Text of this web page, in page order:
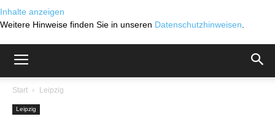
Inhalte anzeigen
Weitere Hinweise finden Sie in unseren Datenschutzhinweisen
Start Leipzig
Leipzig